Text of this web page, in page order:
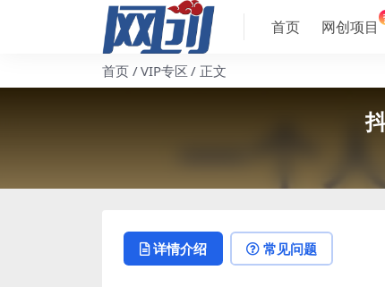
首页 网创项目
首页 VIP专区 正文
详情介绍 常见问题